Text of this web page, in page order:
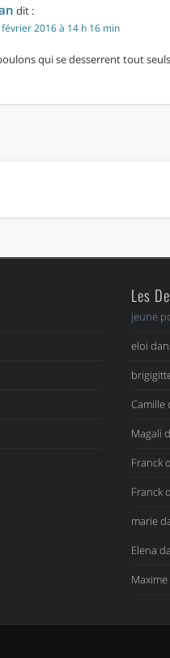
dit :
février 2016 à 14 h 16 min
qui se desserrent tout
Les
jeune
eloi
Camille
Magali
Franck
Franck
marie
Elena
Maxime